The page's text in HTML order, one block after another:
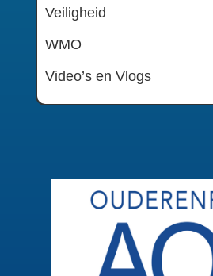
Veiligheid
WMO
Video’s en Vlogs